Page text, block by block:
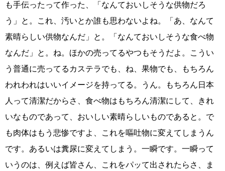
も手伝ったって作った、「なんておいしそうな供物だろ
う」と。これ、汚いとか誰も思わないよね。「あ、なんて
素晴らしい供物なんだ」と。「なんておいしそうな食べ物
なんだ」と。ね。ほかの売ってるやつもそうだよ。こうい
う普通に売ってるカステラでも、ね、果物でも、もちろん
われわれはいいイメージを持ってる。うん。もちろん日本
人って清潔だからさ、食べ物はもちろん清潔にして、きれ
いなものであって、おいしい素晴らしいものであると。で
も肉体はもう悲惨ですよ、これを嘔吐物に変えてしまうん
です。あるいは糞尿に変えてしまう。一瞬です。一瞬って
いうのは、例えば皆さん、これをパッて出されたらさ、ま